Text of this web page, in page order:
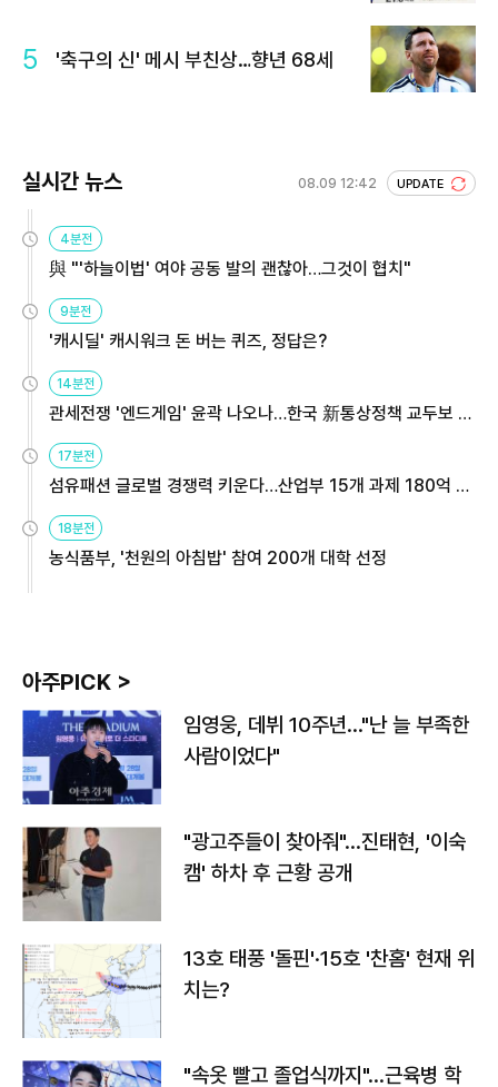
5 '축구의 신' 메시 부친상…향년 68세
실시간 뉴스 08.09 12:42 UPDATE
4분전
與 "'하늘이법' 여야 공동 발의 괜찮아…그것이 협치"
9분전
'캐시딜' 캐시워크 돈 버는 퀴즈, 정답은?
14분전
관세전쟁 '엔드게임' 윤곽 나오나…한국 新통상정책 교두보 활
용해야
17분전
섬유패션 글로벌 경쟁력 키운다…산업부 15개 과제 180억 지
원
18분전
농식품부, '천원의 아침밥' 참여 200개 대학 선정
아주PICK >
임영웅, 데뷔 10주년…"난 늘 부족한
사람이었다"
"광고주들이 찾아줘"…진태현, '이숙
캠' 하차 후 근황 공개
13호 태풍 '돌핀'·15호 '찬홈' 현재 위
치는?
"속옷 빨고 졸업식까지"…근육병 학